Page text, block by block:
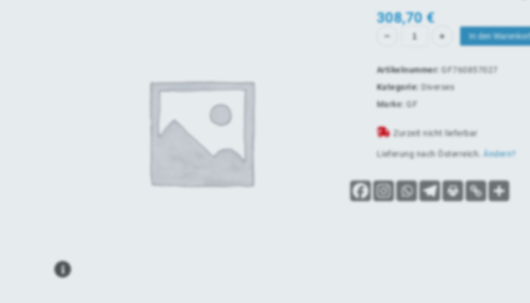
308,70€
In den
Artikelnummer: GF760857027
Kategorie: Diverses
Marke:GF
Zurzeit nicht lieferbar
Lieferung nach Österreich Ändern?